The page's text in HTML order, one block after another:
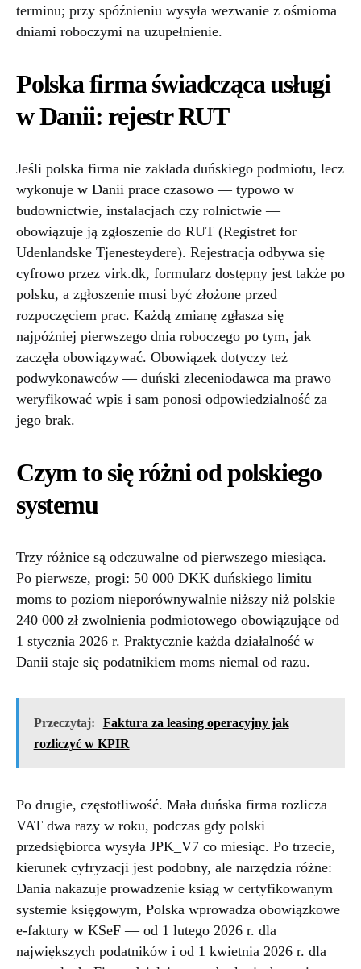
terminu; przy spóźnieniu wysyła wezwanie z ośmioma
dniami roboczymi na uzupełnienie.
Polska firma świadcząca usługi
w Danii: rejestr RUT
Jeśli polska firma nie zakłada duńskiego podmiotu, lecz
wykonuje w Danii prace czasowo — typowo w
budownictwie, instalacjach czy rolnictwie —
obowiązuje ją zgłoszenie do RUT (Registret for
Udenlandske Tjenesteydere). Rejestracja odbywa się
cyfrowo przez virk.dk, formularz dostępny jest także po
polsku, a zgłoszenie musi być złożone przed
rozpoczęciem prac. Każdą zmianę zgłasza się
najpóźniej pierwszego dnia roboczego po tym, jak
zaczęła obowiązywać. Obowiązek dotyczy też
podwykonawców — duński zleceniodawca ma prawo
weryfikować wpis i sam ponosi odpowiedzialność za
jego brak.
Czym to się różni od polskiego
systemu
Trzy różnice są odczuwalne od pierwszego miesiąca.
Po pierwsze, progi: 50 000 DKK duńskiego limitu
moms to poziom nieporównywalnie niższy niż polskie
240 000 zł zwolnienia podmiotowego obowiązujące od
1 stycznia 2026 r. Praktycznie każda działalność w
Danii staje się podatnikiem moms niemal od razu.
Przeczytaj:
Faktura za leasing operacyjny jak
rozliczyć w KPIR
Po drugie, częstotliwość. Mała duńska firma rozlicza
VAT dwa razy w roku, podczas gdy polski
przedsiębiorca wysyła JPK_V7 co miesiąc. Po trzecie,
kierunek cyfryzacji jest podobny, ale narzędzia różne:
Dania nakazuje prowadzenie ksiąg w certyfikowanym
systemie księgowym, Polska wprowadza obowiązkowe
e-faktury w KSeF — od 1 lutego 2026 r. dla
największych podatników i od 1 kwietnia 2026 r. dla